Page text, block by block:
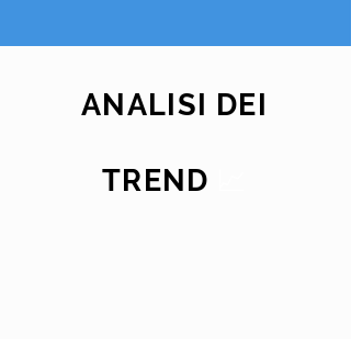
ANALISI DEI
TREND